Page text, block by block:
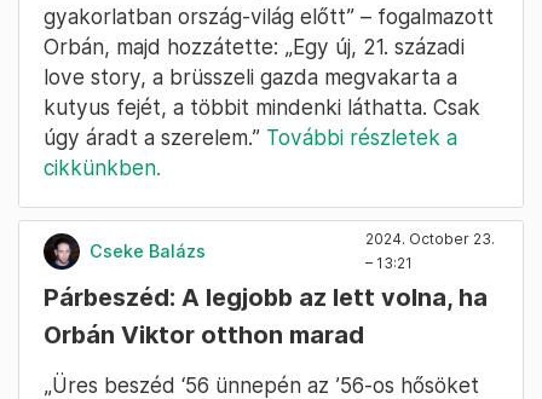
gyakorlatban ország-világ előtt” – fogalmazott
Orbán, majd hozzátette: „Egy új, 21. századi
love story, a brüsszeli gazda megvakarta a
kutyus fejét, a többit mindenki láthatta. Csak
úgy áradt a szerelem.” További részletek a
cikkünkben.
Cseke Balázs
2024. October 23.
– 13:21
Párbeszéd: A legjobb az lett volna, ha
Orbán Viktor otthon marad
„Üres beszéd ‘56 ünnepén az ’56-os hősöket